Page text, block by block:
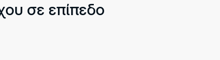
σε επίπεδο